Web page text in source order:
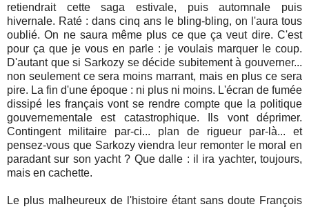
retiendrait cette saga estivale, puis automnale puis
hivernale. Raté : dans cinq ans le bling-bling, on l'aura tous
oublié. On ne saura même plus ce que ça veut dire. C'est
pour ça que je vous en parle : je voulais marquer le coup.
D'autant que si Sarkozy se décide subitement à gouverner...
non seulement ce sera moins marrant, mais en plus ce sera
pire. La fin d'une époque : ni plus ni moins. L'écran de fumée
dissipé les français vont se rendre compte que la politique
gouvernementale est catastrophique. Ils vont déprimer.
Contingent militaire par-ci... plan de rigueur par-là... et
pensez-vous que Sarkozy viendra leur remonter le moral en
paradant sur son yacht ? Que dalle : il ira yachter, toujours,
mais en cachette.
Le plus malheureux de l'histoire étant sans doute François